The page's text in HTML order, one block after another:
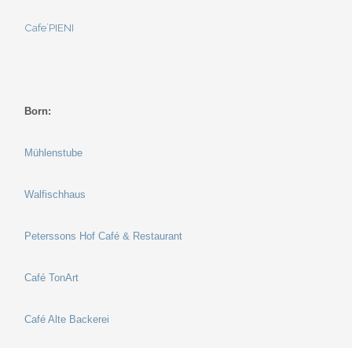
Cafe´PIENI
Born:
Mühlenstube
Walfischhaus
Peterssons Hof Café & Restaurant
Café TonArt
Café Alte Backerei